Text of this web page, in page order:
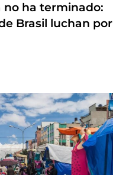
no ha terminado:
Brasil luchan por